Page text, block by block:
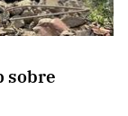
sobre